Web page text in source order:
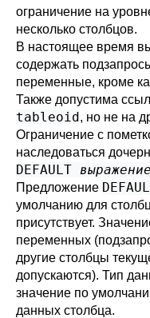
ограничение на
несколько столбцов.
В настоящее время
содержать
переменные, кроме
Также допустима
tableoid, но не на
Ограничение с
наследоваться
DEFAULT
Предложение
умолчанию для
присутствует.
переменных
другие столбцы
допускаются). Тип
значение по
данных столбца.